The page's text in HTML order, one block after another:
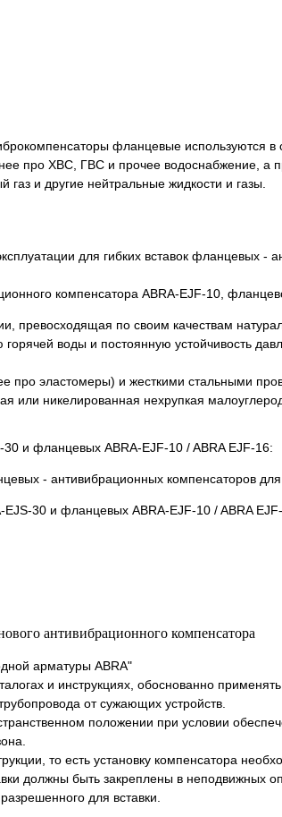
фланцевые используются в
про ХВС, ГВС и прочее водоснабжение, а
газ и другие нейтральные жидкости и газы.
компенсатора ABRA-EJF-10,
превосходящая по своим качествам
воды и постоянную устойчивость
эластомеры) и жесткими стальными
никелированная нехрупкая
и фланцевых ABRA-EJF-10 / ABRA EJF-16:
30 и фланцевых ABRA-EJF-10 / ABRA
антивибрационного компенсатора
арматуры ABRA"
и инструкциях, обоснованно
от сужающих устройств.
положении при условии
то есть установку компенсатора
должны быть закреплены в неподвижных
для вставки.